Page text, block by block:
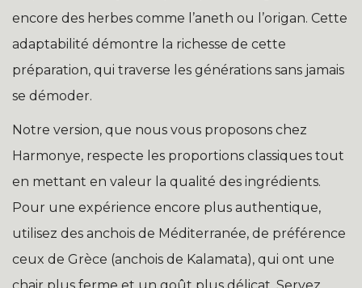
encore des herbes comme l’aneth ou l’origan. Cette
adaptabilité démontre la richesse de cette
préparation, qui traverse les générations sans jamais
se démoder.
Notre version, que nous vous proposons chez
Harmonye, respecte les proportions classiques tout
en mettant en valeur la qualité des ingrédients.
Pour une expérience encore plus authentique,
utilisez des anchois de Méditerranée, de préférence
ceux de Grèce (anchois de Kalamata), qui ont une
chair plus ferme et un goût plus délicat. Servez